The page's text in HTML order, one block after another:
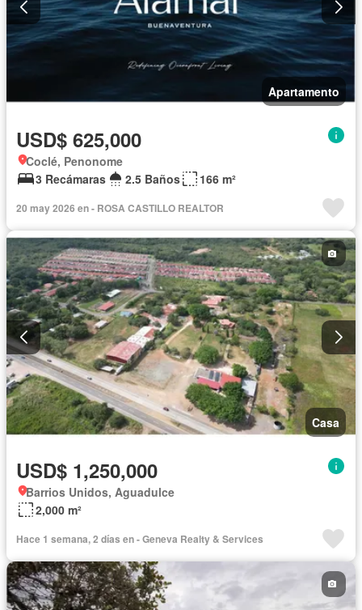
Apartamento
USD$ 625,000
Coclé, Penonome
3 Recámaras
2.5 Baños 166 m²
20 may 2026 en - ROSA CASTILLO REALTOR
Casa
USD$ 1,250,000
Barrios Unidos, Aguadulce
2,000 m²
Hace 1 semana, 2 días en - Geneva Realty & Services